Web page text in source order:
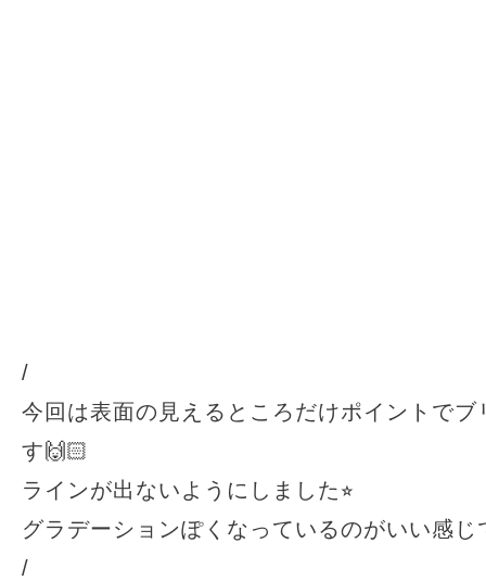
/
今回は表面の見えるところだけポイントでブ
す🙌🏻
ラインが出ないようにしました⭐︎
グラデーションぽくなっているのがいい感じ
/